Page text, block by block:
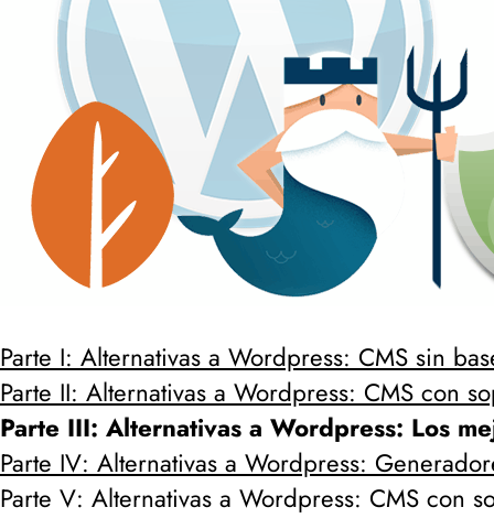
Parte I: Alternativas a Wordpress: CMS sin
Parte II: Alternativas a Wordpress: CMS con
Parte III: Alternativas a Wordpress: Los
Parte IV: Alternativas a Wordpress:
Parte V: Alternativas a Wordpress: CMS con